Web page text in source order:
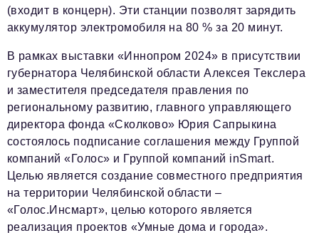
(входит в концерн). Эти станции позволят зарядить
аккумулятор электромобиля на 80 % за 20 минут.
В рамках выставки «Иннопром 2024» в присутствии
губернатора Челябинской области Алексея Текслера
и заместителя председателя правления по
региональному развитию, главного управляющего
директора фонда «Сколково» Юрия Сапрыкина
состоялось подписание соглашения между Группой
компаний «Голос» и Группой компаний inSmart.
Целью является создание совместного предприятия
на территории Челябинской области –
«Голос.Инсмарт», целью которого является
реализация проектов «Умные дома и города».